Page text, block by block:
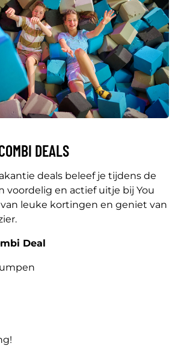
DEALS
deals beleef je tijdens de
voordelig en actief uitje bij You
leuke kortingen en geniet van
Deal